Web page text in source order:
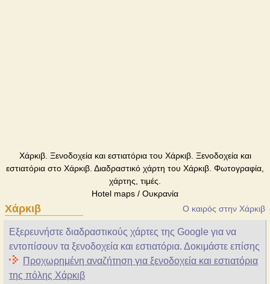
Χάρκιβ. Ξενοδοχεία και εστιατόρια του Χάρκιβ. Ξενοδοχεία και
εστιατόρια στο Χάρκιβ. Διαδραστικό χάρτη του Χάρκιβ. Φωτογραφία,
χάρτης, τιμές.
Hotel maps / Ουκρανία
Χάρκιβ Ο καιρός στην Χάρκιβ
Εξερευνήστε διαδραστικούς χάρτες της Google για να
εντοπίσουν τα ξενοδοχεία και εστιατόρια. Δοκιμάστε επίσης
Προχωρημένη αναζήτηση για ξενοδοχεία και εστιατόρια
της πόλης Χάρκιβ